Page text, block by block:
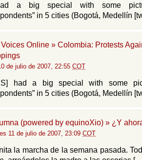
a big special with some
in 5 cities (Bogotá, Medellín
Online » Colombia: Protests
de julio de 2007, 22:55 COT
had a big special with some
in 5 cities (Bogotá, Medellín
(powered by equinoXio) » ¿Y
11 de julio de 2007, 23:09 COT
la marcha de la semana pasada.